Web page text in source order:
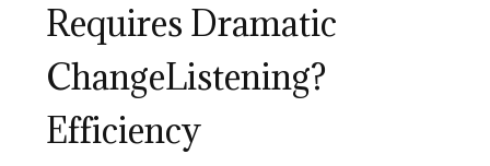
Requires Dramatic
ChangeListening?
Efficiency